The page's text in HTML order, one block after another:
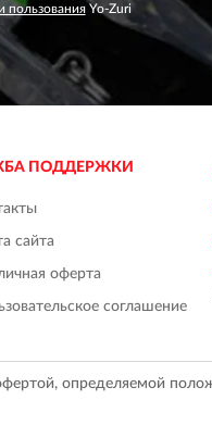
пользованияYo-Zuri
ПОДДЕРЖКИ
сайта
оферта
соглашение
определяемой